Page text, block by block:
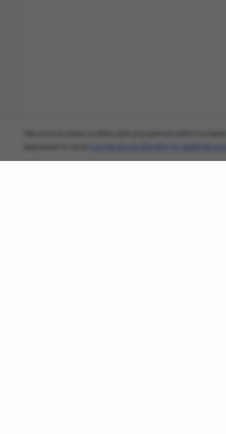
Мы используем cookies для улучшения работы
согласие на обработку файлов